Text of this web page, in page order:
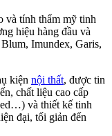
và tính thẩm mỹ tinh
hiệu hàng đầu và
Imundex, Garis,
kiện nội thất, được tin
chất liệu cao cấp
và thiết kế tinh
đại, tối giản đến